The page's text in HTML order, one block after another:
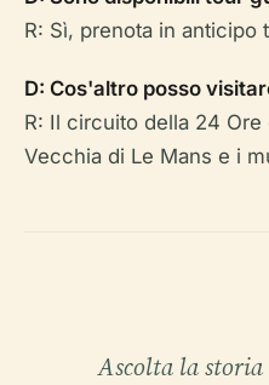
R: Sì, prenota in anticipo
D: Cos'altro posso
R: Il circuito della 24 Ore
Vecchia di Le Mans e i
Ascolta la